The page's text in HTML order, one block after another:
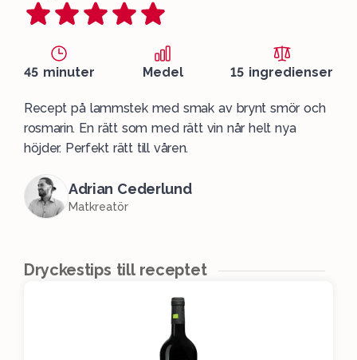
45 minuter Medel 15 ingredienser
Recept på lammstek med smak av brynt smör och
rosmarin. En rätt som med rätt vin når helt nya
höjder. Perfekt rätt till våren.
Adrian Cederlund
Matkreatör
Dryckestips till receptet